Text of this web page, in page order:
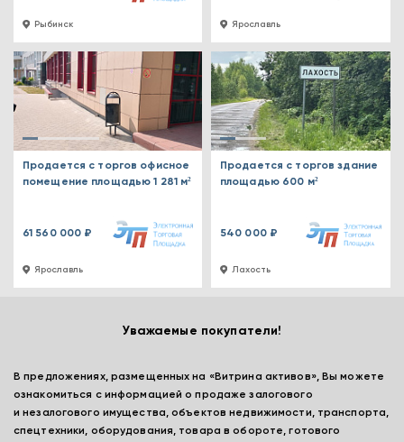
Рыбинск Ярославль
Ярославль
Продается с торгов офисное
помещение площадью 1 281 м²
61 560 000 ₽
Лахость
Продается с торгов здание
площадью 600 м²
540 000 ₽
Уважаемые покупатели!
В предложениях, размещенных на «Витрина активов», Вы можете
ознакомиться с информацией о продаже залогового
и незалогового имущества, объектов недвижимости, транспорта,
спецтехники, оборудования, товара в обороте, готового